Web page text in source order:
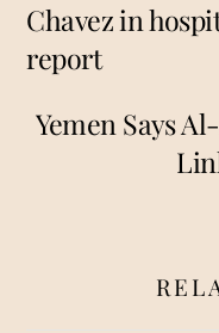
Chavez in
report
Yemen Says